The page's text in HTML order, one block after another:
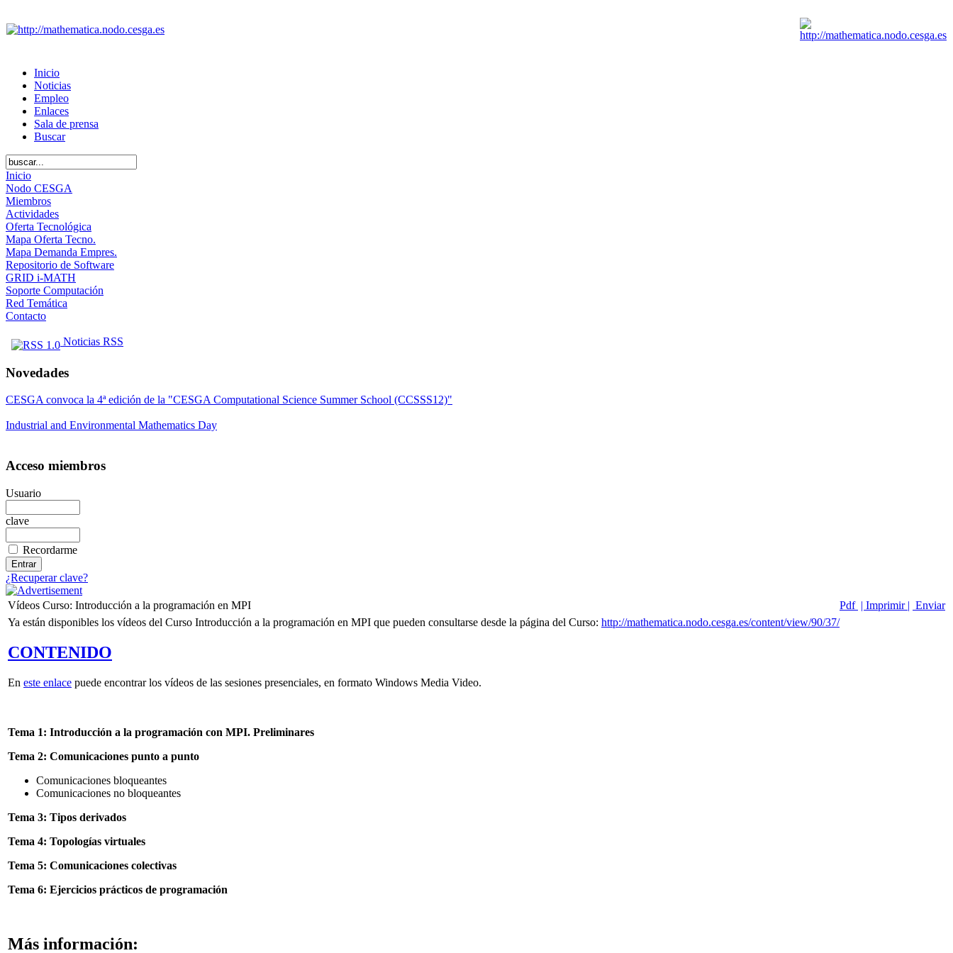
Inicio
Noticias
Empleo
Enlaces
Sala de prensa
Buscar
Inicio
Nodo CESGA
Miembros
Actividades
Oferta Tecnológica
Mapa Oferta Tecno.
Mapa Demanda Empres.
Repositorio de Software
GRID i-MATH
Soporte Computación
Red Temática
Contacto
Noticias RSS
Novedades
CESGA convoca la 4ª edición de la "CESGA Computational Science Summer School (CCSSS12)"
Industrial and Environmental Mathematics Day
Acceso miembros
Usuario
clave
Recordarme
¿Recuperar clave?
Vídeos Curso: Introducción a la programación en MPI Pdf | Imprimir | Enviar
Ya están disponibles los vídeos del Curso Introducción a la programación en MPI que pueden consultarse desde la página del Curso: http://mathematica.nodo.cesga.es/content/view/90/37/
CONTENIDO
En este enlace puede encontrar los vídeos de las sesiones presenciales, en formato Windows Media Video.
Tema 1: Introducción a la programación con MPI. Preliminares
Tema 2: Comunicaciones punto a punto
Comunicaciones bloqueantes
Comunicaciones no bloqueantes
Tema 3: Tipos derivados
Tema 4: Topologías virtuales
Tema 5: Comunicaciones colectivas
Tema 6: Ejercicios prácticos de programación
Más información: